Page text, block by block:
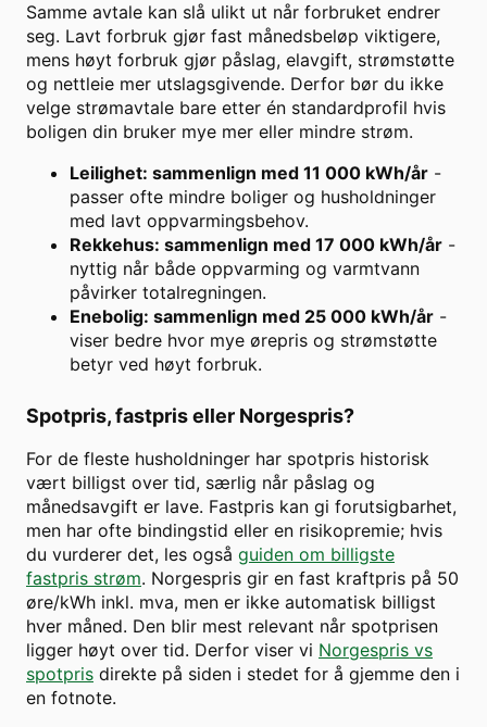
Samme avtale kan slå ulikt ut når forbruket endrer
seg. Lavt forbruk gjør fast månedsbeløp viktigere,
mens høyt forbruk gjør påslag, elavgift, strømstøtte
og nettleie mer utslagsgivende. Derfor bør du ikke
velge strømavtale bare etter én standardprofil hvis
boligen din bruker mye mer eller mindre strøm.
Leilighet: sammenlign med 11 000 kWh/år -
passer ofte mindre boliger og husholdninger
med lavt oppvarmingsbehov.
Rekkehus: sammenlign med 17 000 kWh/år -
nyttig når både oppvarming og varmtvann
påvirker totalregningen.
Enebolig: sammenlign med 25 000 kWh/år -
viser bedre hvor mye ørepris og strømstøtte
betyr ved høyt forbruk.
Spotpris, fastpris eller Norgespris?
For de fleste husholdninger har spotpris historisk
vært billigst over tid, særlig når påslag og
månedsavgift er lave. Fastpris kan gi forutsigbarhet,
men har ofte bindingstid eller en risikopremie; hvis
du vurderer det, les også guiden om billigste
fastpris strøm. Norgespris gir en fast kraftpris på 50
øre/kWh inkl. mva, men er ikke automatisk billigst
hver måned. Den blir mest relevant når spotprisen
ligger høyt over tid. Derfor viser vi Norgespris vs
spotpris direkte på siden i stedet for å gjemme den i
en fotnote.